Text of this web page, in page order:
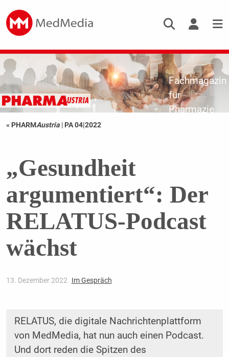
Fachmagazin
für
Pharmazie
« PHARMAustria | PA 04|2022
„Gesundheit
argumentiert“: Der
RELATUS-Podcast
wächst
13. Dezember 2022 Im Gespräch
RELATUS, die digitale Nachrichtenplattform
von MedMedia, hat nun auch einen ­Podcast.
Und dort reden die Spitzen des